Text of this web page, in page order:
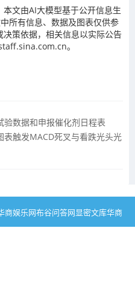
文由AI大模型基于公开信息生
所有信息、数据及图表仅供参
策依据，相关信息以实际公告
。
验数据和申报催化剂日程表
触发MACD死叉与看跌光头光
商娱乐网布谷问答网显密文库华商